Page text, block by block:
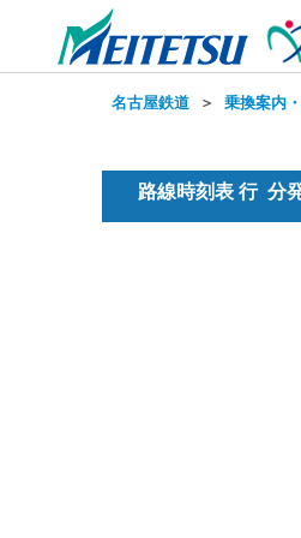
名古屋鉄道 ＞ 乗換案内
路線時刻表 行 分